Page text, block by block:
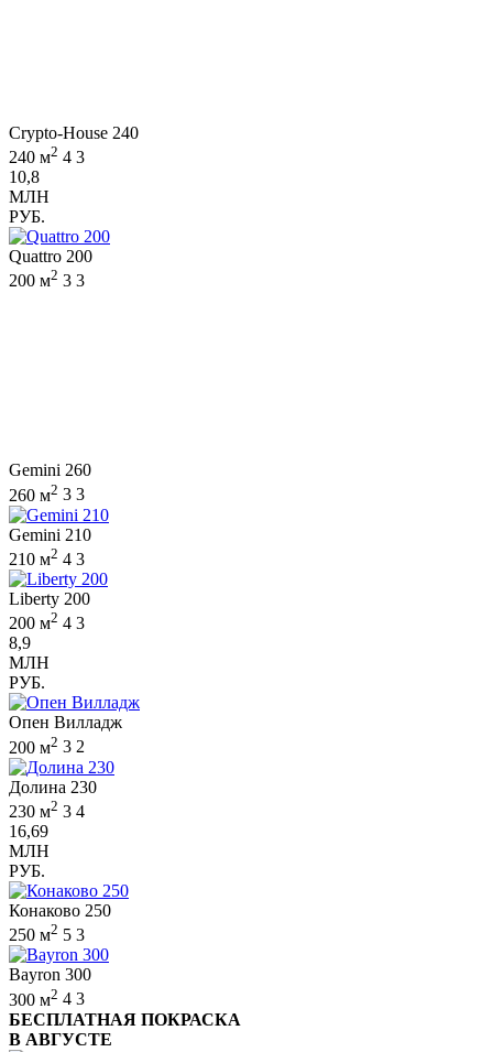
Crypto-House 240
240 м2 4 3
10,8
МЛН
РУБ.
Quattro 200
200 м2 3 3
Gemini 260
260 м2 3 3
Gemini 210
210 м2 4 3
Liberty 200
200 м2 4 3
8,9
МЛН
РУБ.
Опен Вилладж
200 м2 3 2
Долина 230
230 м2 3 4
16,69
МЛН
РУБ.
Конаково 250
250 м2 5 3
Bayron 300
300 м2 4 3
БЕСПЛАТНАЯ ПОКРАСКА
В АВГУСТЕ